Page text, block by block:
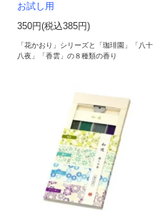
お試し用
350円(税込385円)
「花かおり」シリーズと「珈琲園」「八十
八夜」「香雲」の８種類の香り